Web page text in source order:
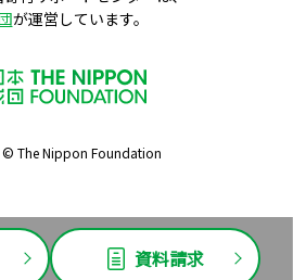
が運営しています。
The Nippon Foundation
資料請求